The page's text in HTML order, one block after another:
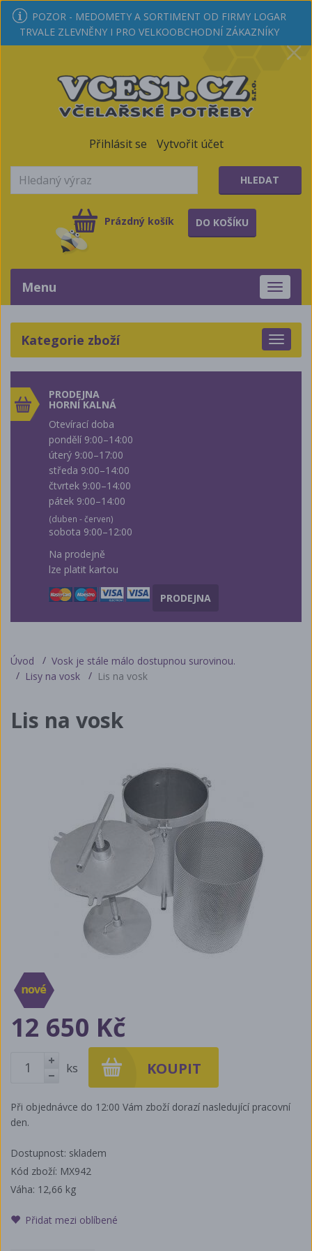
POZOR - MEDOMETY A SORTIMENT OD FIRMY LOGAR
TRVALE ZLEVNĚNY I PRO VELKOOBCHODNÍ ZÁKAZNÍKY
Přihlásit se Vytvořit účet
HLEDAT
Prázdný košík DO KOŠÍKU
Toggle
Menu
Toggle
Kategorie zboží
PRODEJNA
HORNÍ KALNÁ
Otevírací doba
pondělí 9:00–14:00
úterý 9:00–17:00
středa 9:00–14:00
čtvrtek 9:00–14:00
pátek 9:00–14:00
(duben - červen)
sobota 9:00–12:00
Na prodejně
lze platit kartou
PRODEJNA
Úvod
Vosk je stále málo dostupnou surovinou.
Lisy na vosk
Lis na vosk
Lis na vosk
12 650 Kč
+
ks
Při objednávce do 12:00 Vám zboží dorazí nasledující pracovní
den.
Dostupnost: skladem
Kód zboží: MX942
Váha: 12,66 kg
Přidat mezi oblíbené